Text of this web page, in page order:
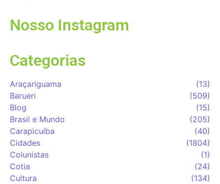
Nosso Instagram
Categorias
Araçariguama
(13)
Barueri
(509)
Blog
(15)
Brasil e Mundo
(205)
Carapicuíba
(40)
Cidades
(1804)
Colunistas
(1)
Cotia
(24)
Cultura
(134)